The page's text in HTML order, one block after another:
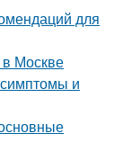
для
в Москве
и